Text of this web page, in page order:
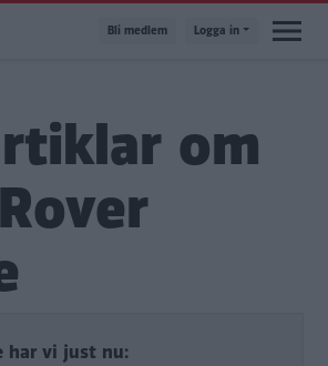
Bli medlem Logga in
om
har vi just nu: